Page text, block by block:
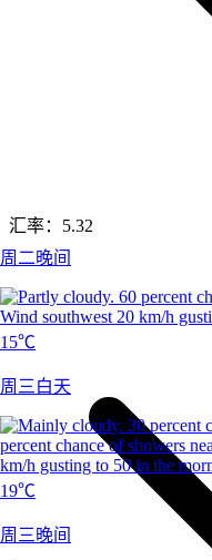
周二晚间
15℃
周三白天
19℃
周三晚间
汇率： 5.32